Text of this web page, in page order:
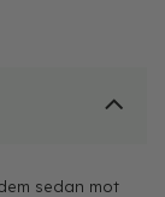
sedan mot